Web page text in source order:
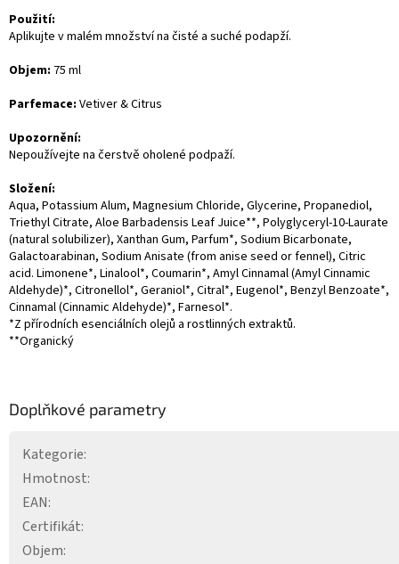
Použití:
Aplikujte v malém množství na čisté a suché podapží.
Objem: 75 ml
Parfemace: Vetiver & Citrus
Upozornění:
Nepoužívejte na čerstvě oholené podpaží.
Složení:
Aqua, Potassium Alum, Magnesium Chloride, Glycerine, Propanediol,
Triethyl Citrate, Aloe Barbadensis Leaf Juice**, Polyglyceryl-10-Laurate
(natural solubilizer), Xanthan Gum, Parfum*, Sodium Bicarbonate,
Galactoarabinan, Sodium Anisate (from anise seed or fennel), Citric
acid. Limonene*, Linalool*, Coumarin*, Amyl Cinnamal (Amyl Cinnamic
Aldehyde)*, Citronellol*, Geraniol*, Citral*, Eugenol*, Benzyl Benzoate*,
Cinnamal (Cinnamic Aldehyde)*, Farnesol*.
*Z přírodních esenciálních olejů a rostlinných extraktů.
**Organický
Doplňkové parametry
Kategorie:
Hmotnost:
EAN:
Certifikát:
Objem: